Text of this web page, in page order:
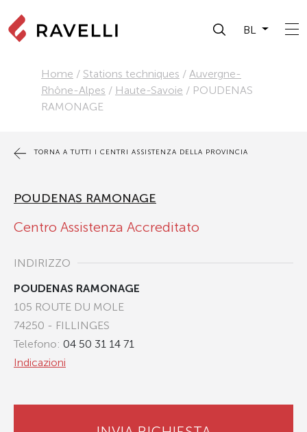
BL
Home / Stations techniques / Auvergne-
Rhône-Alpes / Haute-Savoie / POUDENAS
RAMONAGE
TORNA A TUTTI I CENTRI ASSISTENZA DELLA PROVINCIA
POUDENAS RAMONAGE
Centro Assistenza Accreditato
INDIRIZZO
POUDENAS RAMONAGE
105 ROUTE DU MOLE
74250 - FILLINGES
Telefono: 04 50 31 14 71
Indicazioni